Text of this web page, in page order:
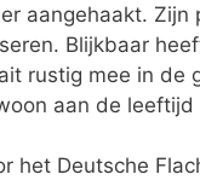
aangehaakt.
Blijkbaar
rustig mee in de
aan de leeftijd
het Deutsche